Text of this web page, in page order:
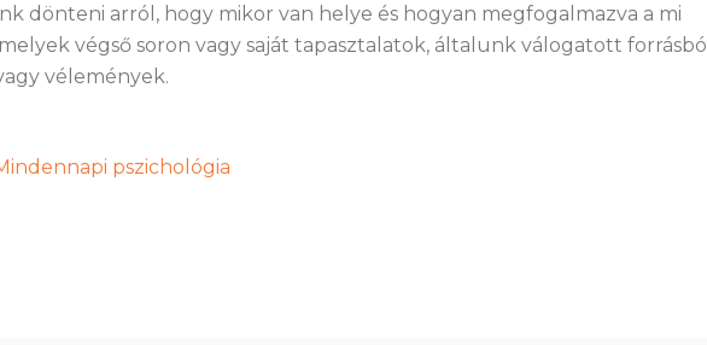
dönteni arról, hogy mikor van helye és hogyan megfogalmazva a mi
végső soron vagy saját tapasztalatok, általunk válogatott forrásból
vélemények.
pszichológia